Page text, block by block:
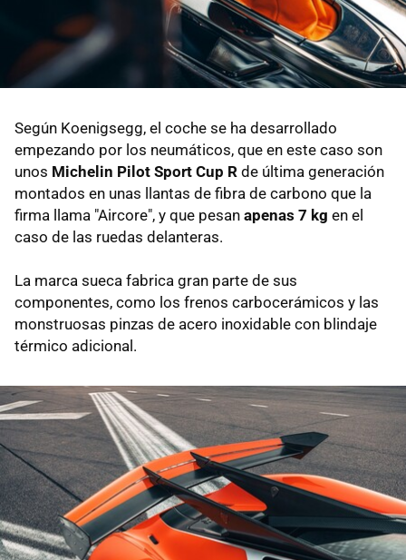
Según Koenigsegg, el coche se ha desarrollado
empezando por los neumáticos, que en este caso son
unos Michelin Pilot Sport Cup R de última generación
montados en unas llantas de fibra de carbono que la
firma llama "Aircore", y que pesan apenas 7 kg en el
caso de las ruedas delanteras.
La marca sueca fabrica gran parte de sus
componentes, como los frenos carbocerámicos y las
monstruosas pinzas de acero inoxidable con blindaje
térmico adicional.